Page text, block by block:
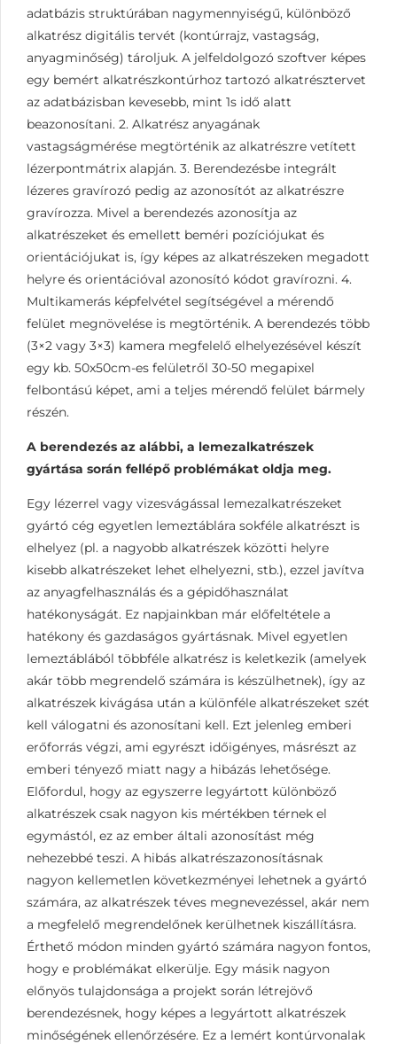
adatbázis struktúrában nagymennyiségű, különböző
alkatrész digitális tervét (kontúrrajz, vastagság,
anyagminőség) tároljuk. A jelfeldolgozó szoftver képes
egy bemért alkatrészkontúrhoz tartozó alkatrésztervet
az adatbázisban kevesebb, mint 1s idő alatt
beazonosítani. 2. Alkatrész anyagának
vastagságmérése megtörténik az alkatrészre vetített
lézerpontmátrix alapján. 3. Berendezésbe integrált
lézeres gravírozó pedig az azonosítót az alkatrészre
gravírozza. Mivel a berendezés azonosítja az
alkatrészeket és emellett beméri pozíciójukat és
orientációjukat is, így képes az alkatrészeken megadott
helyre és orientációval azonosító kódot gravírozni. 4.
Multikamerás képfelvétel segítségével a mérendő
felület megnövelése is megtörténik. A berendezés több
(3×2 vagy 3×3) kamera megfelelő elhelyezésével készít
egy kb. 50x50cm-es felületről 30-50 megapixel
felbontású képet, ami a teljes mérendő felület bármely
részén.
A berendezés az alábbi, a lemezalkatrészek
gyártása során fellépő problémákat oldja meg.
Egy lézerrel vagy vizesvágással lemezalkatrészeket
gyártó cég egyetlen lemeztáblára sokféle alkatrészt is
elhelyez (pl. a nagyobb alkatrészek közötti helyre
kisebb alkatrészeket lehet elhelyezni, stb.), ezzel javítva
az anyagfelhasználás és a gépidőhasználat
hatékonyságát. Ez napjainkban már előfeltétele a
hatékony és gazdaságos gyártásnak. Mivel egyetlen
lemeztáblából többféle alkatrész is keletkezik (amelyek
akár több megrendelő számára is készülhetnek), így az
alkatrészek kivágása után a különféle alkatrészeket szét
kell válogatni és azonosítani kell. Ezt jelenleg emberi
erőforrás végzi, ami egyrészt időigényes, másrészt az
emberi tényező miatt nagy a hibázás lehetősége.
Előfordul, hogy az egyszerre legyártott különböző
alkatrészek csak nagyon kis mértékben térnek el
egymástól, ez az ember általi azonosítást még
nehezebbé teszi. A hibás alkatrészazonosításnak
nagyon kellemetlen következményei lehetnek a gyártó
számára, az alkatrészek téves megnevezéssel, akár nem
a megfelelő megrendelőnek kerülhetnek kiszállításra.
Érthető módon minden gyártó számára nagyon fontos,
hogy e problémákat elkerülje. Egy másik nagyon
előnyös tulajdonsága a projekt során létrejövő
berendezésnek, hogy képes a legyártott alkatrészek
minőségének ellenőrzésére. Ez a lemért kontúrvonalak